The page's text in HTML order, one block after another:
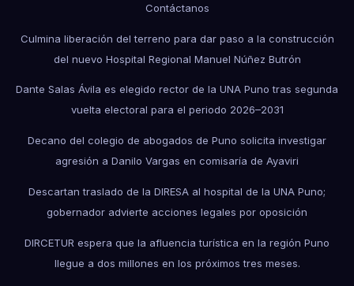
Contáctanos
Culmina liberación del terreno para dar paso a la construcción
del nuevo Hospital Regional Manuel Núñez Butrón
Dante Salas Ávila es elegido rector de la UNA Puno tras segunda
vuelta electoral para el periodo 2026–2031
Decano del colegio de abogados de Puno solicita investigar
agresión a Danilo Vargas en comisaría de Ayaviri
Descartan traslado de la DIRESA al hospital de la UNA Puno;
gobernador advierte acciones legales por oposición
DIRCETUR espera que la afluencia turística en la región Puno
llegue a dos millones en los próximos tres meses.